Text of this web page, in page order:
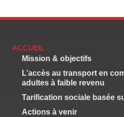
ACCUEIL
Mission & objectifs
L’accès au transport en
adultes à faible revenu
Tarification sociale basée
Actions à venir